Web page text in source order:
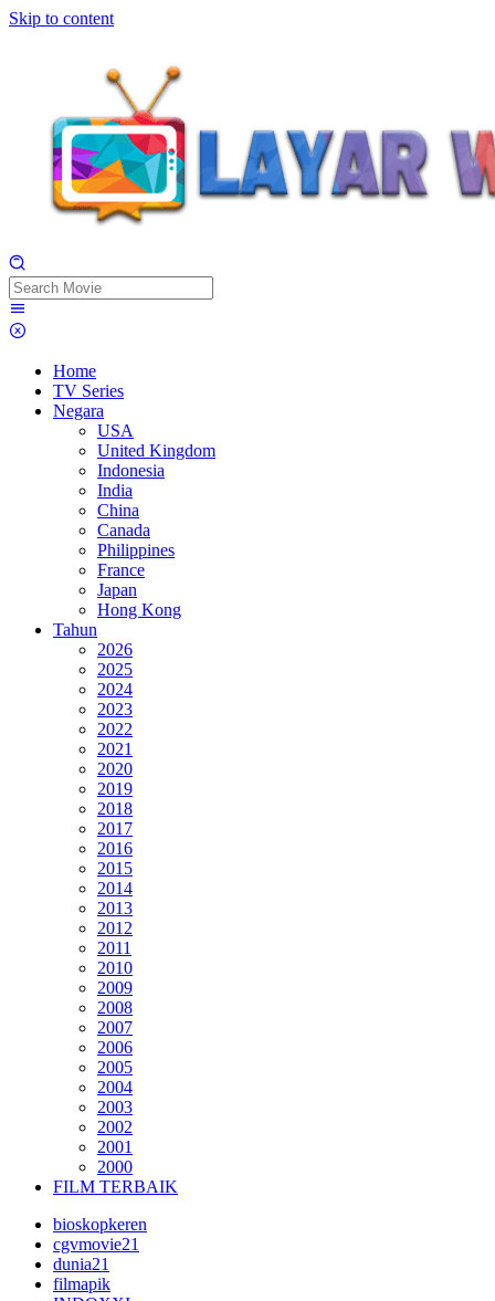
Skip to content
Home
TV Series
Negara
USA
United Kingdom
Indonesia
India
China
Canada
Philippines
France
Japan
Hong Kong
Tahun
2026
2025
2024
2023
2022
2021
2020
2019
2018
2017
2016
2015
2014
2013
2012
2011
2010
2009
2008
2007
2006
2005
2004
2003
2002
2001
2000
FILM TERBAIK
bioskopkeren
cgvmovie21
dunia21
filmapik